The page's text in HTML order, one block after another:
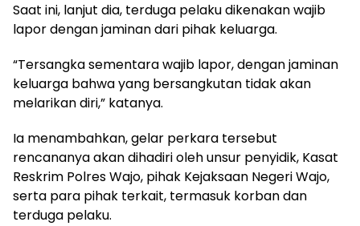
Saat ini, lanjut dia, terduga pelaku dikenakan wajib
lapor dengan jaminan dari pihak keluarga.
“Tersangka sementara wajib lapor, dengan jaminan
keluarga bahwa yang bersangkutan tidak akan
melarikan diri,” katanya.
Ia menambahkan, gelar perkara tersebut
rencananya akan dihadiri oleh unsur penyidik, Kasat
Reskrim Polres Wajo, pihak Kejaksaan Negeri Wajo,
serta para pihak terkait, termasuk korban dan
terduga pelaku.